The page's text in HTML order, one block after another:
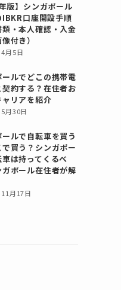
版】シンガポール
IBKR口座開設手順
類・本人確認・入金
付き）
月5日
ールでどこの携帯電
約する？在住者お
リアを紹介
月30日
ルで自転車を買う
で買う？シンガポー
は持ってくるべ
ガポール在住者が解
月17日